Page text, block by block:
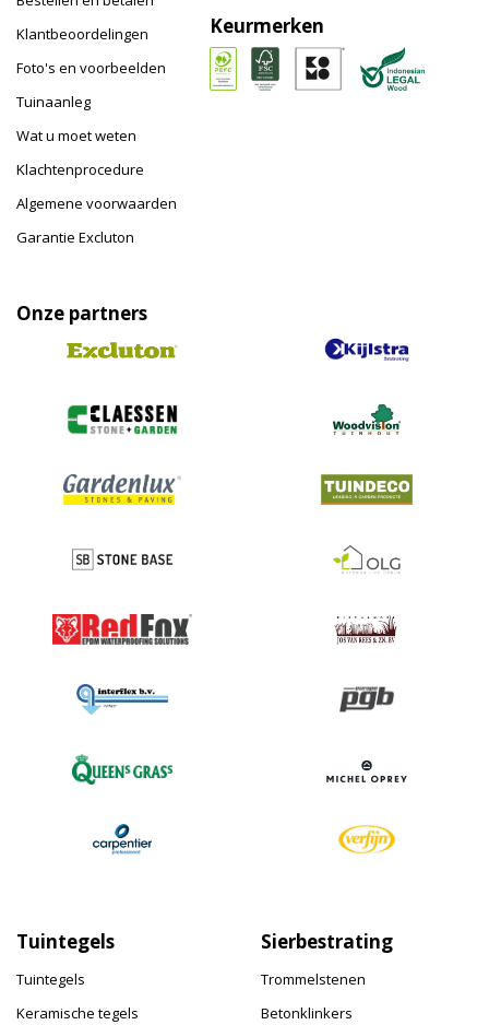
Klantbeoordelingen
Foto's en voorbeelden
Tuinaanleg
Wat u moet weten
Klachtenprocedure
Algemene voorwaarden
Garantie Excluton
Keurmerken
Onze partners
Tuintegels
Tuintegels
Keramische tegels
Sierbestrating
Trommelstenen
Betonklinkers